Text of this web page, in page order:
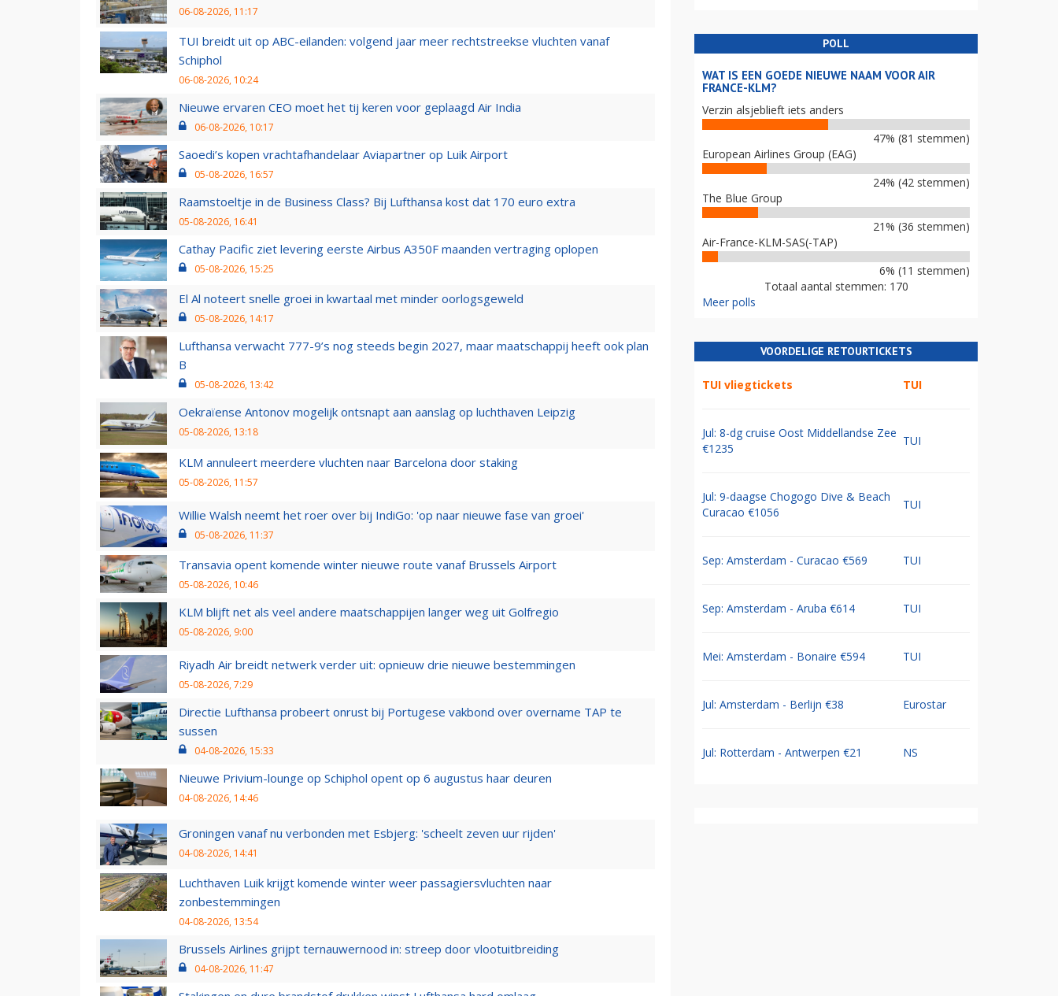
06-08-2026, 11:17
TUI breidt uit op ABC-eilanden: volgend jaar meer rechtstreekse vluchten vanaf
Schiphol
06-08-2026, 10:24
Nieuwe ervaren CEO moet het tij keren voor geplaagd Air India
06-08-2026, 10:17
Saoedi’s kopen vrachtafhandelaar Aviapartner op Luik Airport
05-08-2026, 16:57
Raamstoeltje in de Business Class? Bij Lufthansa kost dat 170 euro extra
05-08-2026, 16:41
Cathay Pacific ziet levering eerste Airbus A350F maanden vertraging oplopen
05-08-2026, 15:25
El Al noteert snelle groei in kwartaal met minder oorlogsgeweld
05-08-2026, 14:17
Lufthansa verwacht 777-9’s nog steeds begin 2027, maar maatschappij heeft ook plan
B
05-08-2026, 13:42
Oekraïense Antonov mogelijk ontsnapt aan aanslag op luchthaven Leipzig
05-08-2026, 13:18
KLM annuleert meerdere vluchten naar Barcelona door staking
05-08-2026, 11:57
Willie Walsh neemt het roer over bij IndiGo: 'op naar nieuwe fase van groei'
05-08-2026, 11:37
Transavia opent komende winter nieuwe route vanaf Brussels Airport
05-08-2026, 10:46
KLM blijft net als veel andere maatschappijen langer weg uit Golfregio
05-08-2026, 9:00
Riyadh Air breidt netwerk verder uit: opnieuw drie nieuwe bestemmingen
05-08-2026, 7:29
Directie Lufthansa probeert onrust bij Portugese vakbond over overname TAP te
sussen
04-08-2026, 15:33
Nieuwe Privium-lounge op Schiphol opent op 6 augustus haar deuren
04-08-2026, 14:46
Groningen vanaf nu verbonden met Esbjerg: 'scheelt zeven uur rijden'
04-08-2026, 14:41
Luchthaven Luik krijgt komende winter weer passagiersvluchten naar
zonbestemmingen
04-08-2026, 13:54
Brussels Airlines grijpt ternauwernood in: streep door vlootuitbreiding
04-08-2026, 11:47
POLL
WAT IS EEN GOEDE NIEUWE NAAM VOOR AIR
FRANCE-KLM?
Verzin alsjeblieft iets anders
47% (81 stemmen)
European Airlines Group (EAG)
24% (42 stemmen)
The Blue Group
21% (36 stemmen)
Air-France-KLM-SAS(-TAP)
6% (11 stemmen)
Totaal aantal stemmen: 170
Meer polls
VOORDELIGE RETOURTICKETS
TUI vliegtickets TUI
Jul: 8-dg cruise Oost Middellandse Zee
€1235
TUI
Jul: 9-daagse Chogogo Dive & Beach
Curacao €1056
TUI
Sep: Amsterdam - Curacao €569 TUI
Sep: Amsterdam - Aruba €614 TUI
Mei: Amsterdam - Bonaire €594 TUI
Jul: Amsterdam - Berlijn €38 Eurostar
Jul: Rotterdam - Antwerpen €21 NS